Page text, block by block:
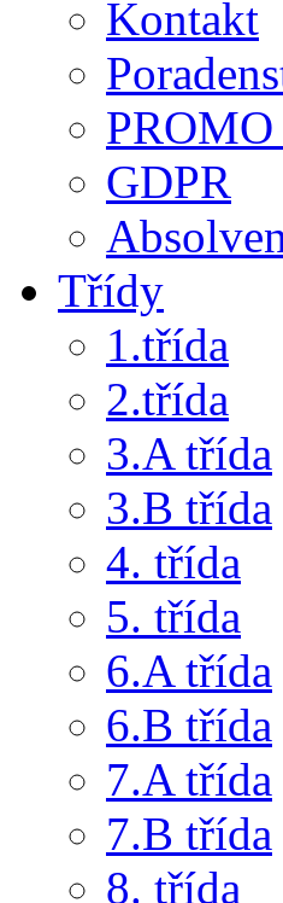
Kontakt
GDPR
Třídy
1.třída
2.třída
3.A třída
3.B třída
4. třída
5. třída
6.A třída
6.B třída
7.A třída
7.B třída
8. třída